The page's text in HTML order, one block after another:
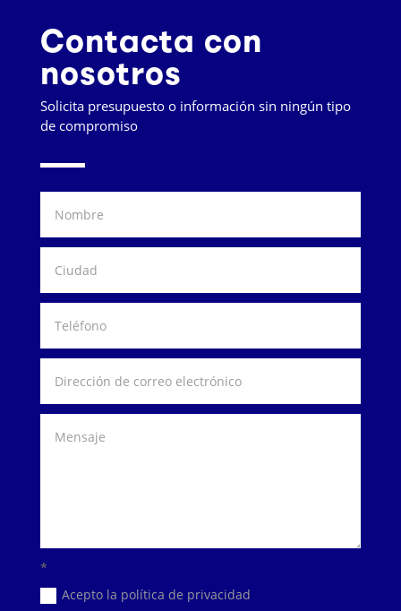
Contacta con
nosotros
Solicita presupuesto o información sin ningún tipo
de compromiso
*
Acepto la política de privacidad